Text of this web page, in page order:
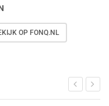
OP FONQ.NL